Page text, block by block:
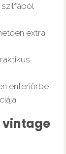
extra
enteriőrbe
vintage